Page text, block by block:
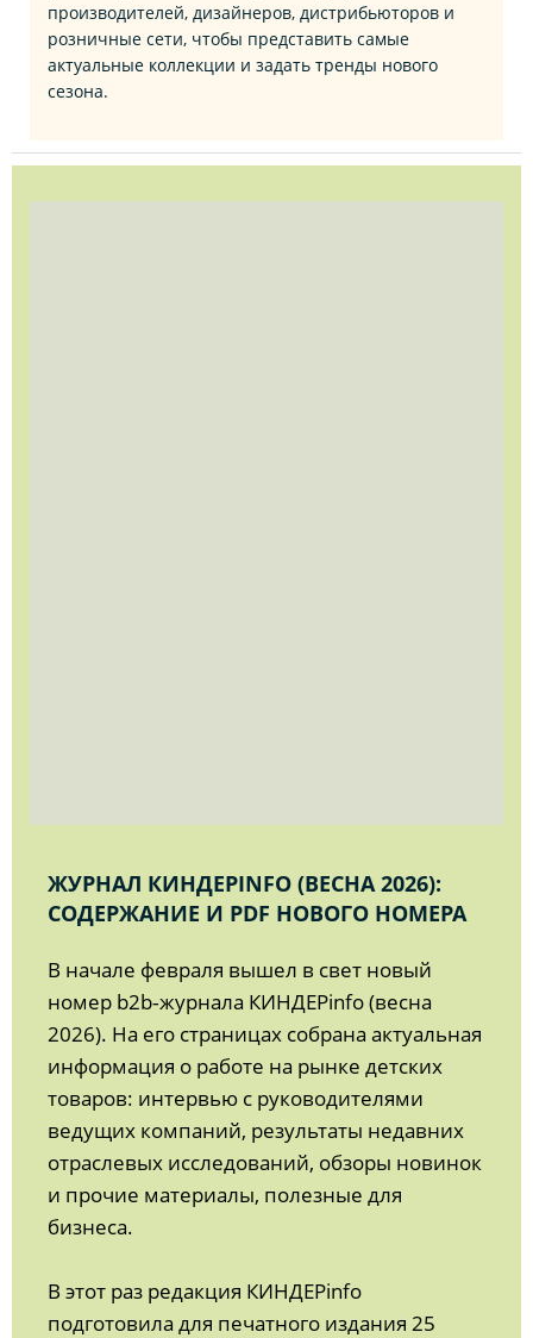
производителей, дизайнеров, дистрибьюторов и
розничные сети, чтобы представить самые
актуальные коллекции и задать тренды нового
сезона.
ЖУРНАЛ КИНДЕРINFO (ВЕСНА 2026):
СОДЕРЖАНИЕ И PDF НОВОГО НОМЕРА
В начале февраля вышел в свет новый
номер b2b‑журнала КИНДЕРinfo (весна
2026). На его страницах собрана актуальная
информация о работе на рынке детских
товаров: интервью с руководителями
ведущих компаний, результаты недавних
отраслевых исследований, обзоры новинок
и прочие материалы, полезные для
бизнеса.
В этот раз редакция КИНДЕРinfo
подготовила для печатного издания 25